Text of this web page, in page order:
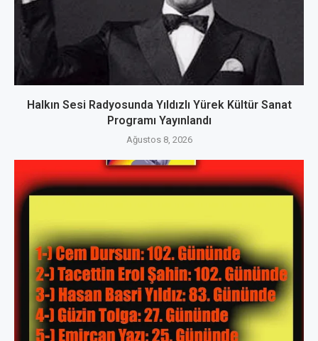
Halkın Sesi Radyosunda Yıldızlı Yürek Kültür Sanat
Programı Yayınlandı
Ağustos 8, 2026